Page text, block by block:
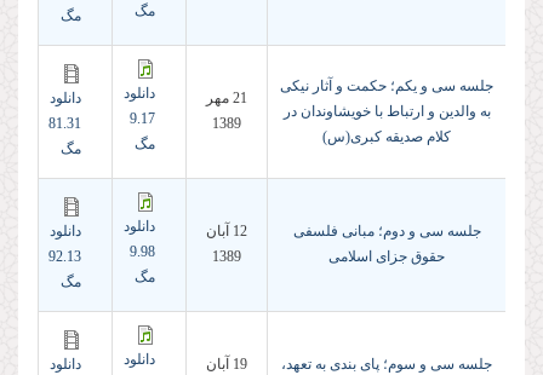
مگ
مگ
جلسه سی و یکم؛ حکمت و آثار نیکی
به والدین و ارتباط با خویشاوندان در
کلام صدیقه کبری(س)
21 مهر
1389
دانلود
9.17
مگ
دانلود
81.31
مگ
جلسه سی و دوم؛ مبانی فلسفی
حقوق جزای اسلامی
12 آبان
1389
دانلود
9.98
مگ
دانلود
92.13
مگ
جلسه سی و سوم؛ پای بندی به تعهد،
19 آبان
دانلود
دانلود